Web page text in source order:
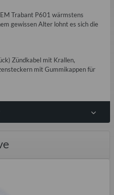
Trabant P601 wärmstens
gewissen Alter lohnt es sich die
Zündkabel mit Krallen,
mit Gummikappen für